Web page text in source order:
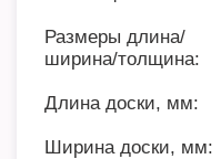
Размеры длина/
ширина/толщина:
Длина доски, мм:
Ширина доски, мм: